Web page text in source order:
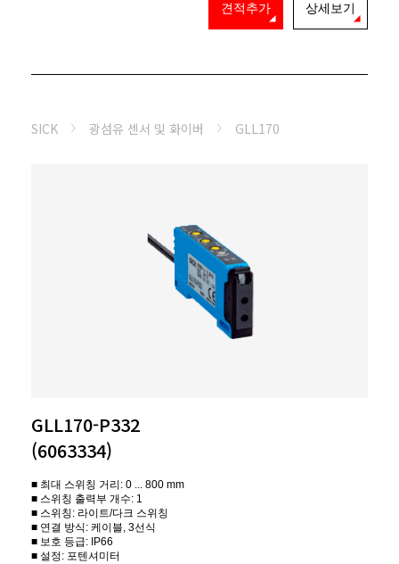
견적추가 상세보기
SICK 광섬유 센서 및 화이버 GLL170
GLL170-P332
(6063334)
■ 최대 스위칭 거리: 0 ... 800 mm
■ 스위칭 출력부 개수: 1
■ 스위칭: 라이트/다크 스위칭
■ 연결 방식: 케이블, 3선식
■ 보호 등급: IP66
■ 설정: 포텐셔미터